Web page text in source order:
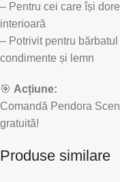
– Pentru cei care își
interioară
– Potrivit pentru
condimente și lemn
🎯 Acțiune:
Comandă Pendora
gratuită!
Produse similare